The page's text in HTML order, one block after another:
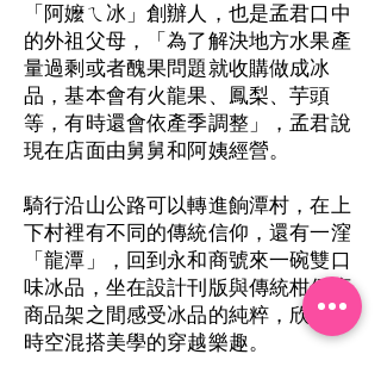
「阿嬤ㄟ冰」創辦人，也是孟君口中
的外祖父母，「為了解決地方水果產
量過剩或者醜果問題就收購做成冰
品，基本會有火龍果、鳳梨、芋頭
等，有時還會依產季調整」，孟君說
現在店面由舅舅和阿姨經營。
騎行沿山公路可以轉進餉潭村，在上
下村裡有不同的傳統信仰，還有一漥
「龍潭」，回到永和商號來一碗雙口
味冰品，坐在設計刊版與傳統柑仔店
商品架之間感受冰品的純粹，欣賞跨
時空混搭美學的穿越樂趣。